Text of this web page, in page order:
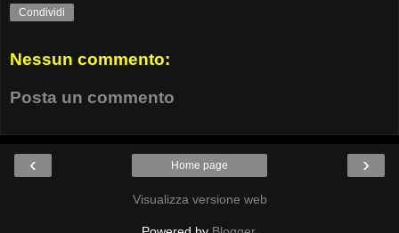
Condividi
Nessun commento:
Posta un commento
‹ ›
Home page
Visualizza versione web